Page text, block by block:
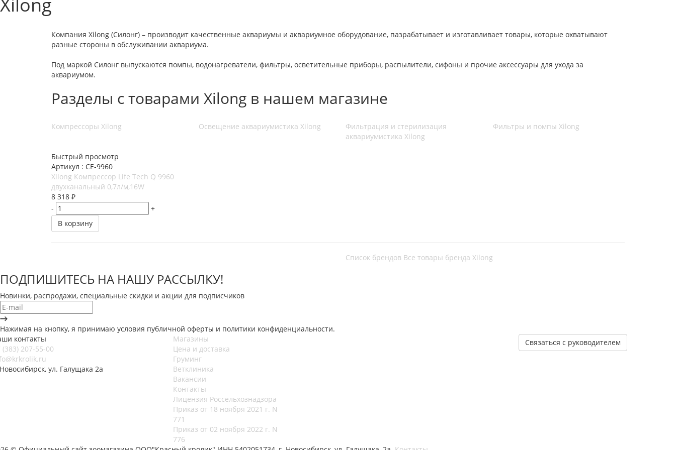
Компания Xilong (Силонг) – производит качественные аквариумы и аквариумное оборудование, пазрабатывает и изготавливает товары, которые охватывают
разные стороны в обслуживании аквариума.
Под маркой Силонг выпускаются помпы, водонагреватели, фильтры, осветительные приборы, распылители, сифоны и прочие аксессуары для ухода за
аквариумом.
Разделы с товарами Xilong в нашем магазине
Компрессоры Xilong Освещение аквариумистика Xilong
Фильтрация и стерилизация
аквариумистика Xilong
Фильтры и помпы Xilong
Быстрый просмотр
Артикул : СЕ-9960
Xilong Компрессор Life Tech Q 9960
двухканальный 0,7л/м,16W
8 318 ₽
-
+
В корзину
Список брендов Все товары бренда Xilong
ПОДПИШИТЕСЬ НА НАШУ РАССЫЛКУ!
Новинки, распродажи, специальные скидки и акции для подписчиков
Нажимая на кнопку, я принимаю условия публичной оферты и политики конфиденциальности.
контакты
(383) 207-55-00
ул. Галущака 2а
Магазины
Цена и доставка
Груминг
Ветклиника
Вакансии
Контакты
Лицензия Россельхознадзора
Приказ от 18 ноября 2021 г. N
771
Приказ от 02 ноября 2022 г. N
776
Связаться с руководителем